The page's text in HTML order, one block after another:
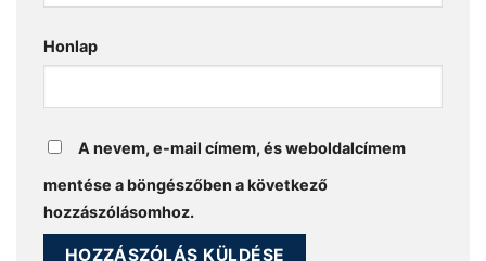
Honlap
A nevem, e-mail címem, és weboldalcímem
mentése a böngészőben a következő
hozzászólásomhoz.